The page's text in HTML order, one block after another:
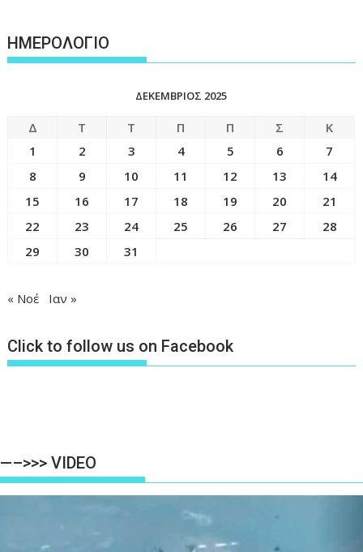
ΗΜΕΡΟΛΟΓΙΟ
ΔΕΚΈΜΒΡΙΟΣ 2025
Δ Τ Τ Π Π Σ
Κ
1
2 3 4 5 6
7
8
9 10 11 12 13
14
15
16 17 18 19 20
21
22
23 24 25 26 27
28
29
30 31
« Νοέ Ιαν »
Click to follow us on Facebook
—–>>> VIDEO